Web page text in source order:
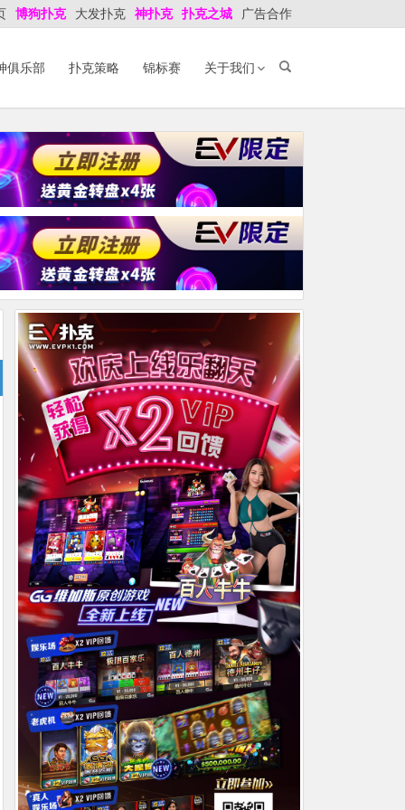
博狗扑克 大发扑克 神扑克 扑克之城 广告合作
俱乐部 扑克策略 锦标赛 关于我们